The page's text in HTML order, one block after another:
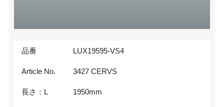
品番 LUX19595-VS4
Article No. 3427 CERVS
長さ：L 1950mm